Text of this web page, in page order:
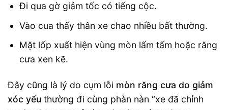
Đi qua gờ giảm tốc có tiếng cộc.
Vào cua thấy thân xe chao nhiều bất thường.
Mặt lốp xuất hiện vùng mòn lấm tấm hoặc răng
cưa xen kẽ.
Đây cũng là lý do cụm lỗi mòn răng cưa do giảm
xóc yếu thường đi cùng phàn nàn “xe đã chỉnh